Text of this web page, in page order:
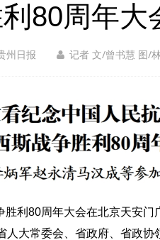
80周年大
州日报 记者 文/曾书慧 图/
80周年大会在北京天安门
大常委会、省政府、省政